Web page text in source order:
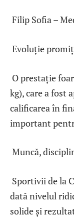
Filip Sofia –
Evoluție
O prestație
kg), care a fost
calificarea în
important
Muncă,
Sportivii de la
dată nivelul
solide și